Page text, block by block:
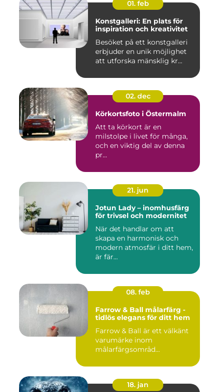
01. feb
Konstgalleri: En plats för
inspiration och kreativitet
Besöket på ett konstgalleri
erbjuder en unik möjlighet
att utforska mänsklig kr...
02. dec
Körkortsfoto i Östermalm
Att ta körkort är en
milstolpe i livet för många,
och en viktig del av denna
pr...
21. jun
Jotun Lady – inomhusfärg
för trivsel och modernitet
När det handlar om att
skapa en harmonisk och
modern atmosfär i ditt hem,
är fär...
08. feb
Farrow & Ball målarfärg -
tidlös elegans för ditt hem
Farrow & Ball är ett välkänt
varumärke inom
målarfärgsområd...
18. jan